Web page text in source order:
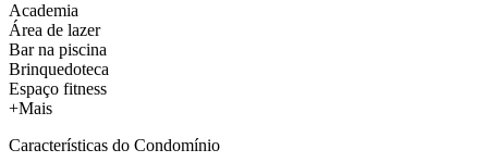
Academia
Área de lazer
Bar na piscina
Brinquedoteca
Espaço fitness
+Mais
Características do Condomínio